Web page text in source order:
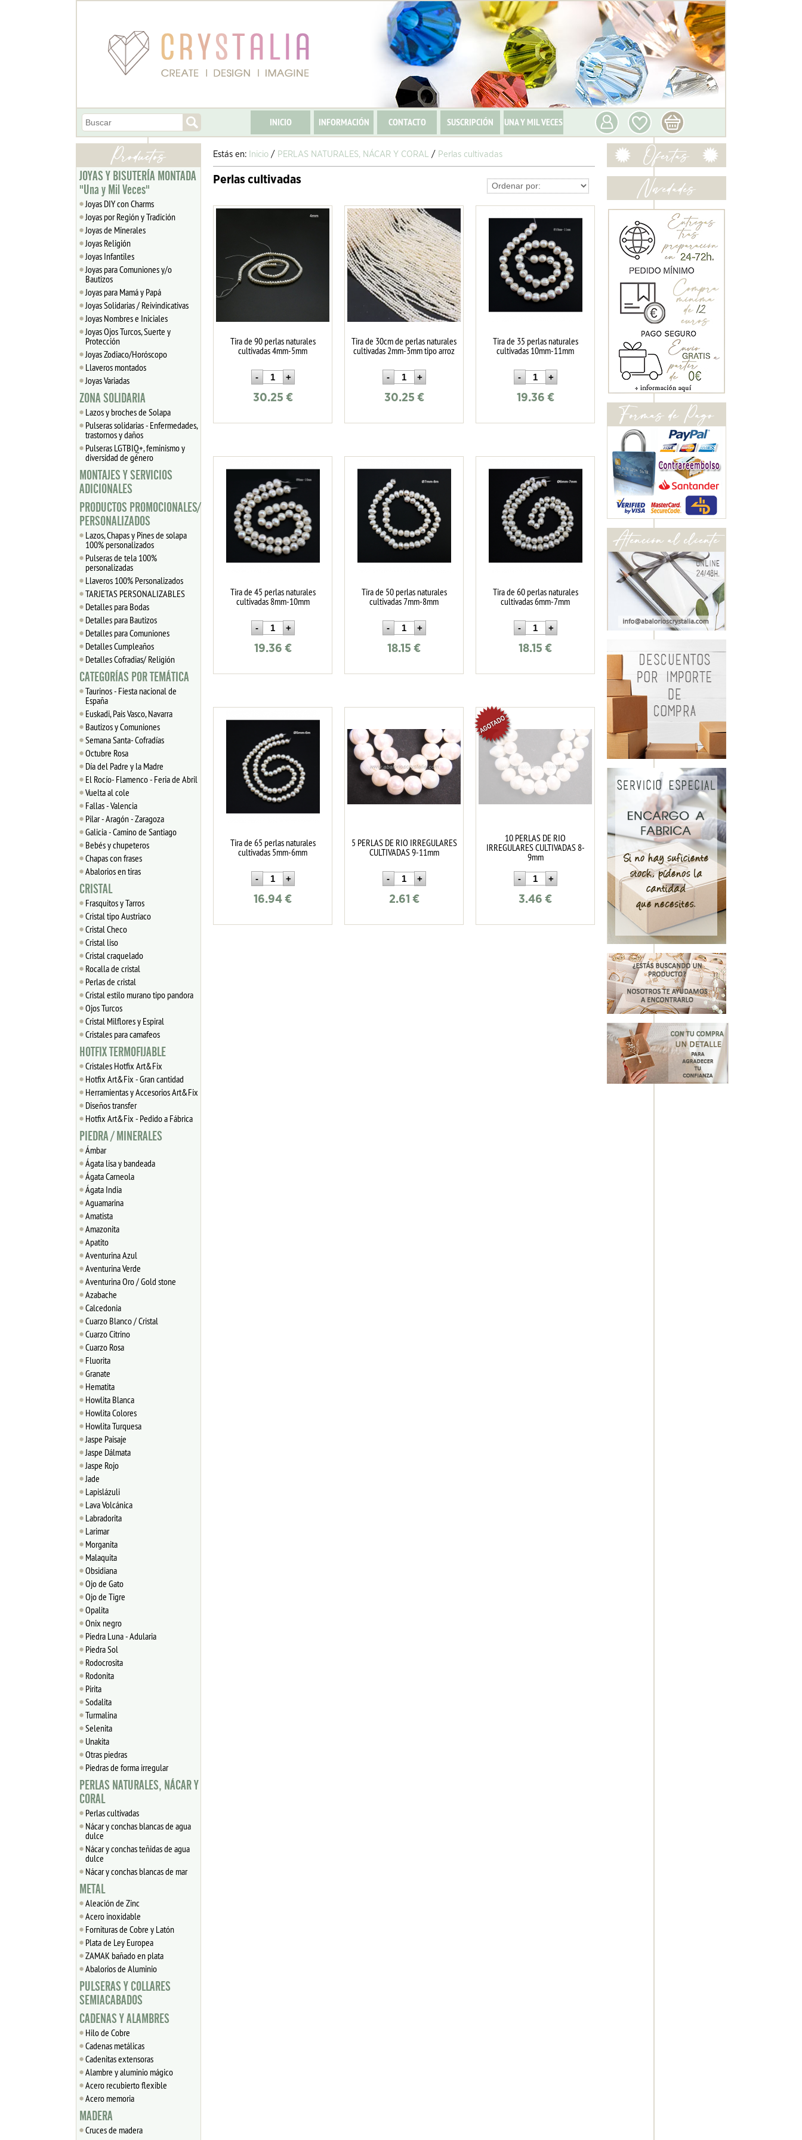
INICIO INFORMACIÓN CONTACTO SUSCRIPCIÓN UNA Y MIL VECES
JOYAS Y BISUTERÍA MONTADA
"Una y Mil Veces"
Joyas DIY con Charms
Joyas por Región y Tradición
Joyas de Minerales
Joyas Religión
Joyas Infantiles
Joyas para Comuniones y/o
Bautizos
Joyas para Mamá y Papá
Joyas Solidarias / Reivindicativas
Joyas Nombres e Iniciales
Joyas Ojos Turcos, Suerte y
Protección
Joyas Zodiaco/Horóscopo
Llaveros montados
Joyas Variadas
ZONA SOLIDARIA
Lazos y broches de Solapa
Pulseras solidarias - Enfermedades,
trastornos y daños
Pulseras LGTBIQ+, feminismo y
diversidad de género
MONTAJES Y SERVICIOS
ADICIONALES
PRODUCTOS PROMOCIONALES/
PERSONALIZADOS
Lazos, Chapas y Pines de solapa
100% personalizados
Pulseras de tela 100%
personalizadas
Llaveros 100% Personalizados
TARJETAS PERSONALIZABLES
Detalles para Bodas
Detalles para Bautizos
Detalles para Comuniones
Detalles Cumpleaños
Detalles Cofradias/ Religión
CATEGORÍAS POR TEMÁTICA
Taurinos - Fiesta nacional de
España
Euskadi, Pais Vasco, Navarra
Bautizos y Comuniones
Semana Santa- Cofradías
Octubre Rosa
Día del Padre y la Madre
El Rocío- Flamenco - Feria de Abril
Vuelta al cole
Fallas - Valencia
Pilar - Aragón - Zaragoza
Galicia - Camino de Santiago
Bebés y chupeteros
Chapas con frases
Abalorios en tiras
CRISTAL
Frasquitos y Tarros
Cristal tipo Austriaco
Cristal Checo
Cristal liso
Cristal craquelado
Rocalla de cristal
Perlas de cristal
Cristal estilo murano tipo pandora
Ojos Turcos
Cristal Milflores y Espiral
Cristales para camafeos
HOTFIX TERMOFIJABLE
Cristales Hotfix Art&Fix
Hotfix Art&Fix - Gran cantidad
Herramientas y Accesorios Art&Fix
Diseños transfer
Hotfix Art&Fix - Pedido a Fábrica
PIEDRA / MINERALES
Ámbar
Ágata lisa y bandeada
Ágata Carneola
Ágata India
Aguamarina
Amatista
Amazonita
Apatito
Aventurina Azul
Aventurina Verde
Aventurina Oro / Gold stone
Azabache
Calcedonia
Cuarzo Blanco / Cristal
Cuarzo Citrino
Cuarzo Rosa
Fluorita
Granate
Hematita
Howlita Blanca
Howlita Colores
Howlita Turquesa
Jaspe Paisaje
Jaspe Dálmata
Jaspe Rojo
Jade
Lapislázuli
Lava Volcánica
Labradorita
Larimar
Morganita
Malaquita
Obsidiana
Ojo de Gato
Ojo de Tigre
Opalita
Onix negro
Piedra Luna - Adularia
Piedra Sol
Rodocrosita
Rodonita
Pirita
Sodalita
Turmalina
Selenita
Unakita
Otras piedras
Piedras de forma irregular
PERLAS NATURALES, NÁCAR Y
CORAL
Perlas cultivadas
Nácar y conchas blancas de agua
dulce
Nácar y conchas teñidas de agua
dulce
Nácar y conchas blancas de mar
METAL
Aleación de Zinc
Acero inoxidable
Fornituras de Cobre y Latón
Plata de Ley Europea
ZAMAK bañado en plata
Abalorios de Aluminio
PULSERAS Y COLLARES
SEMIACABADOS
CADENAS Y ALAMBRES
Hilo de Cobre
Cadenas metálicas
Cadenitas extensoras
Alambre y aluminio mágico
Acero recubierto flexible
Acero memoria
MADERA
Cruces de madera
Estás en: Inicio / PERLAS NATURALES, NÁCAR Y CORAL / Perlas cultivadas
Perlas cultivadas
Tira de 90 perlas naturales
cultivadas 4mm-5mm
30.25 €
Tira de 30cm de perlas naturales
cultivadas 2mm-3mm tipo arroz
30.25 €
Tira de 35 perlas naturales
cultivadas 10mm-11mm
19.36 €
Tira de 45 perlas naturales
cultivadas 8mm-10mm
19.36 €
Tira de 50 perlas naturales
cultivadas 7mm-8mm
18.15 €
Tira de 60 perlas naturales
cultivadas 6mm-7mm
18.15 €
Tira de 65 perlas naturales
cultivadas 5mm-6mm
16.94 €
5 PERLAS DE RIO IRREGULARES
CULTIVADAS 9-11mm
2.61 €
10 PERLAS DE RIO
IRREGULARES CULTIVADAS 8-
9mm
3.46 €